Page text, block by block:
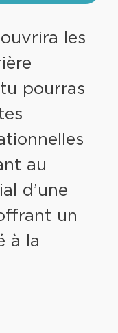
les
pourras
au
d’une
un
à la